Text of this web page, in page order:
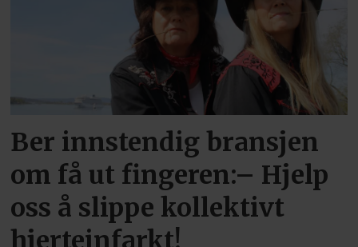
Ber innstendig bransjen
om få ut fingeren:– Hjelp
oss å slippe kollektivt
hjerteinfarkt!